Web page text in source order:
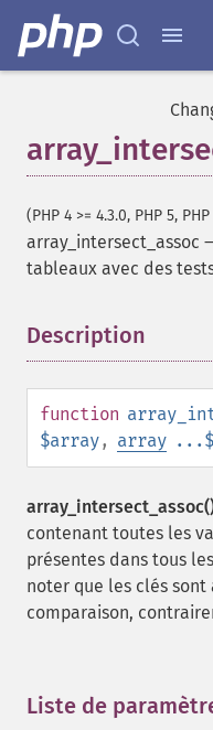
(PHP 4 >= 4.3.0, PHP 5,
array_intersect_assoc
tableaux avec des
Description
function
$array, array
contenant toutes les
présentes dans tous
noter que les clés
comparaison,
Liste de